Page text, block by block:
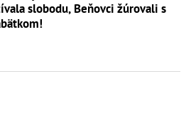
slobodu, Beňovci žúrovali s